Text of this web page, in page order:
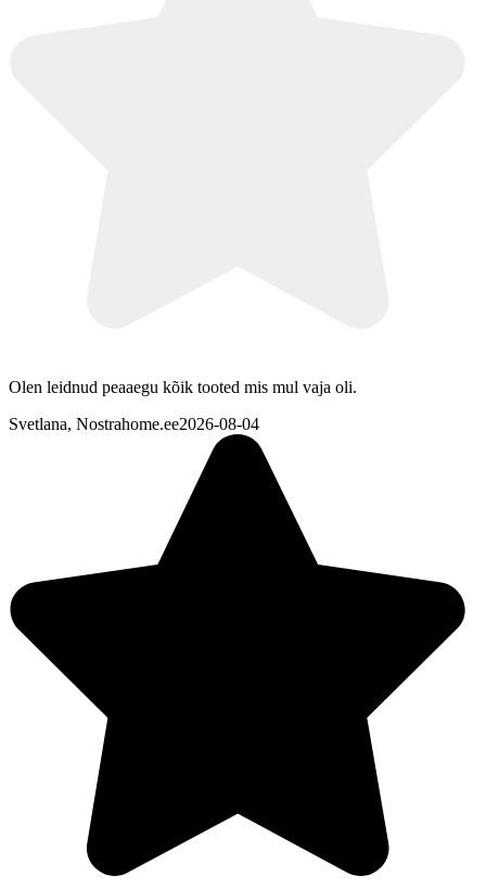
Olen leidnud peaaegu kõik tooted mis mul vaja oli.
Svetlana, Nostrahome.ee2026-08-04